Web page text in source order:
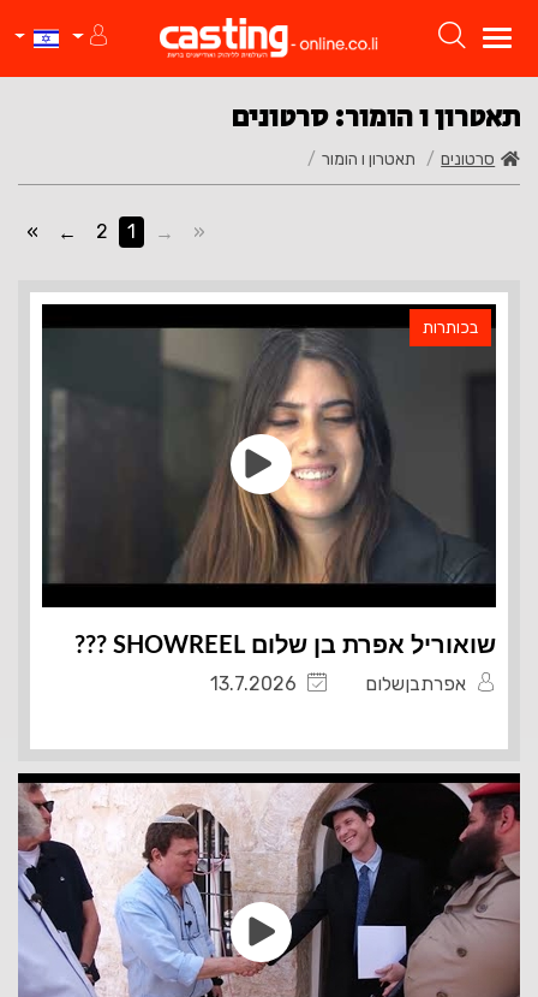
תאטרון ו הומור: סרטונים
סרטונים תאטרון ו הומור
«
1
2
»
בכותרות
שואוריל אפרת בן שלום SHOWREEL ???️
אפרתבןשלום 13.7.2026